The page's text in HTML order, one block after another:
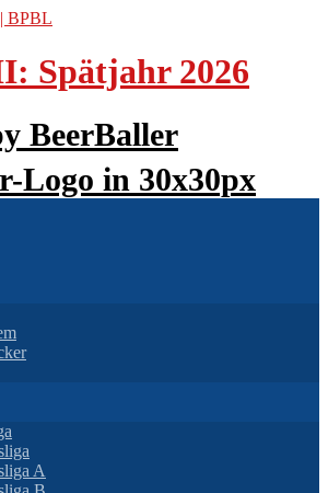
Spätjahr 2026
BeerBaller
A